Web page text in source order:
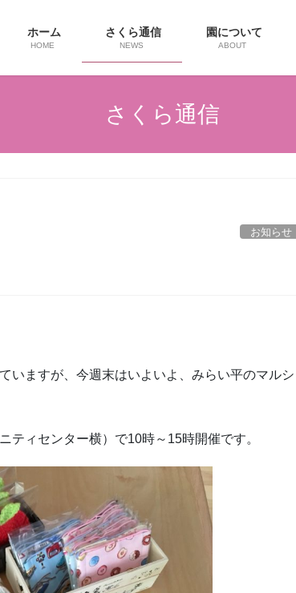
ホーム
HOME
さくら通信
NEWS
園について
ABOUT
さくら通信
お知らせ
いますが、今週末はいよいよ、みらい平のマルシ
ティセンター横）で10時～15時開催です。